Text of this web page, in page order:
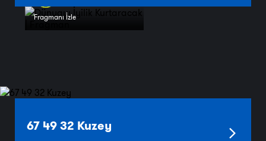
Fragmanı İzle
67 49 32 Kuzey